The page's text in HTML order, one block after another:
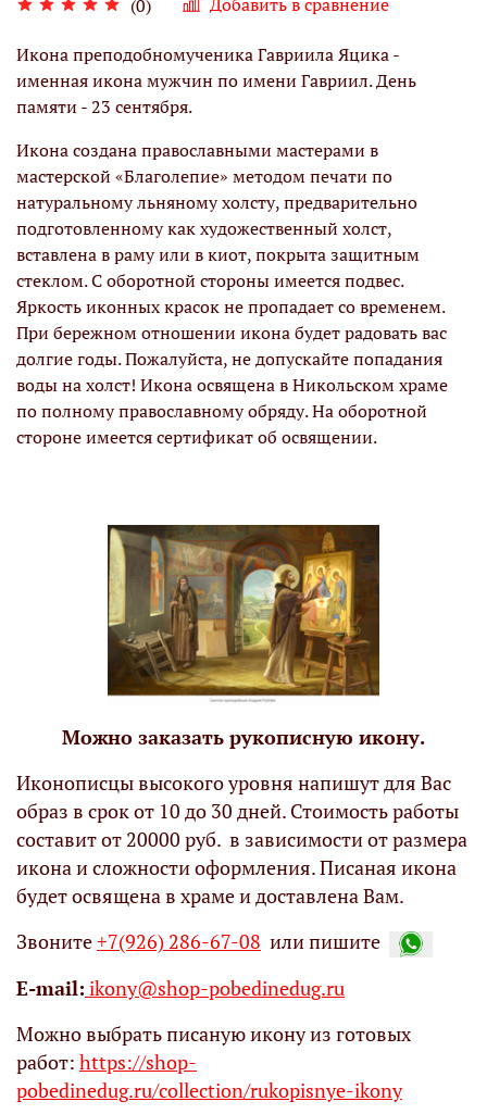
(0)
Икона преподобномученика Гавриила Яцика -
именная икона мужчин по имени Гавриил. День
памяти - 23 сентября.
Икона создана православными мастерами в
мастерской «Благолепие» методом печати по
натуральному льняному холсту, предварительно
подготовленному как художественный холст,
вставлена в раму или в киот, покрыта защитным
стеклом. С оборотной стороны имеется подвес.
Яркость иконных красок не пропадает со временем.
При бережном отношении икона будет радовать вас
долгие годы. Пожалуйста, не допускайте попадания
воды на холст! Икона освящена в Никольском храме
по полному православному обряду. На оборотной
стороне имеется сертификат об освящении.
Можно заказать рукописную икону.
Иконописцы высокого уровня напишут для Вас
образ в срок от 10 до 30 дней. Стоимость работы
составит от 20000 руб. в зависимости от размера
икона и сложности оформления. Писаная икона
будет освящена в храме и доставлена Вам.
Звоните+7(926) 286-67-08 или пишите
Е-mail: ikony@shop-pobedinedug.ru
Можно выбрать писаную икону из готовых
работ: https://shop-
pobedinedug.ru/collection/rukopisnye-ikony